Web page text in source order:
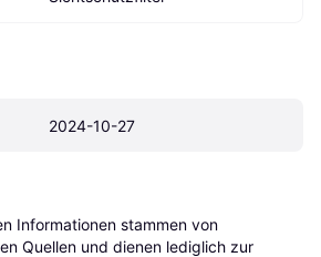
2024-10-27
Informationen stammen von
Quellen und dienen lediglich zur